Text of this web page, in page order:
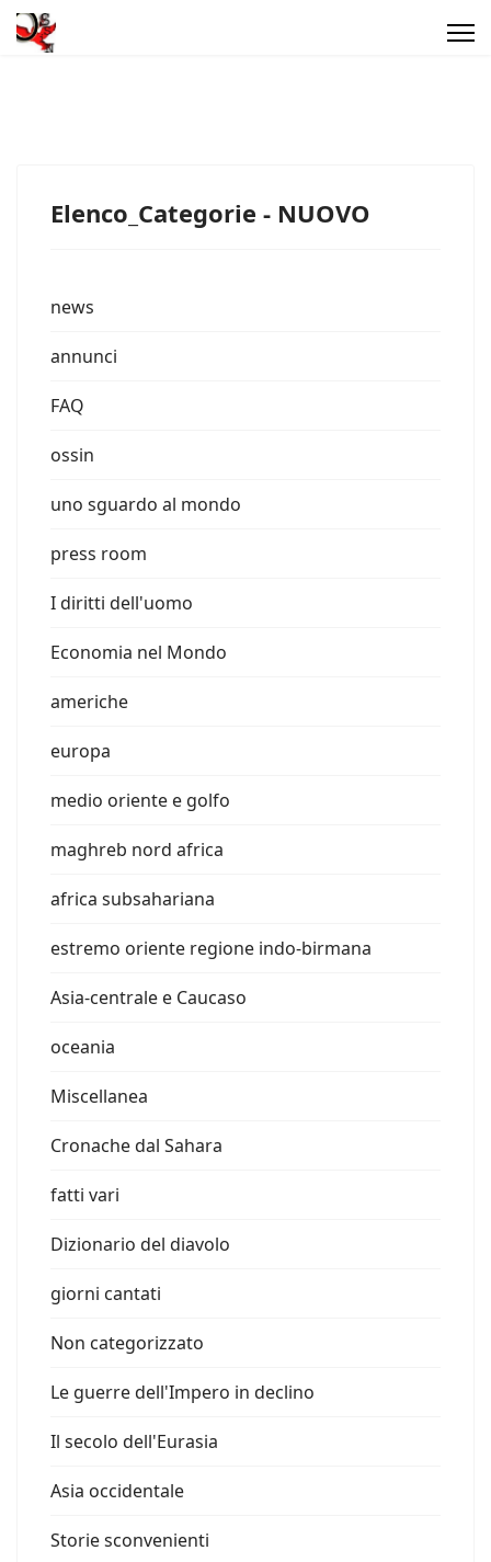
Elenco_Categorie - NUOVO
news
annunci
FAQ
ossin
uno sguardo al mondo
press room
I diritti dell'uomo
Economia nel Mondo
americhe
europa
medio oriente e golfo
maghreb nord africa
africa subsahariana
estremo oriente regione indo-birmana
Asia-centrale e Caucaso
oceania
Miscellanea
Cronache dal Sahara
fatti vari
Dizionario del diavolo
giorni cantati
Non categorizzato
Le guerre dell'Impero in declino
Il secolo dell'Eurasia
Asia occidentale
Storie sconvenienti